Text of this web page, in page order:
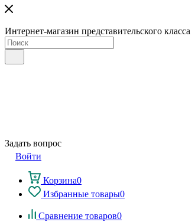
Интернет-магазин представительского класса
Задать вопрос
Войти
Корзина0
Избранные товары0
Сравнение товаров0